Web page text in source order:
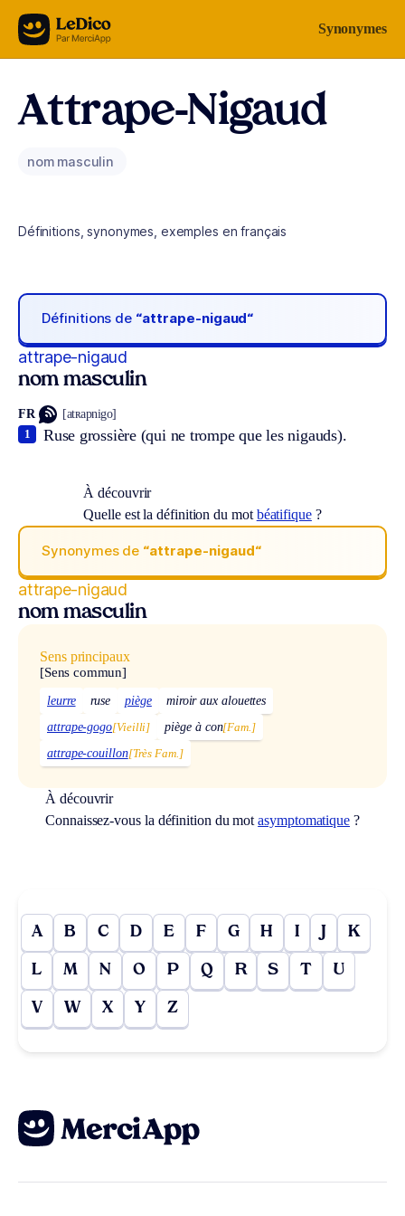
Aller au contenu Synonymes
Attrape-Nigaud
nom masculin
Définitions, synonymes, exemples en français
Définitions de “attrape-nigaud“
attrape-nigaud
nom masculin
FR [atʀapnigo]
Ruse grossière (qui ne trompe que les nigauds).
1
À découvrir
Quelle est la définition du mot béatifique?
Synonymes de “attrape-nigaud“
attrape-nigaud
nom masculin
Sens principaux
[Sens commun]
leurre ruse piège
miroir aux alouettes
attrape-gogo[Vieilli] piège à con[Fam.]
attrape-couillon[Très Fam.]
À découvrir
Connaissez-vous la définition du motasymptomatique ?
A B C D E F G H I J K
L M N O P Q R S T U
V W X Y Z